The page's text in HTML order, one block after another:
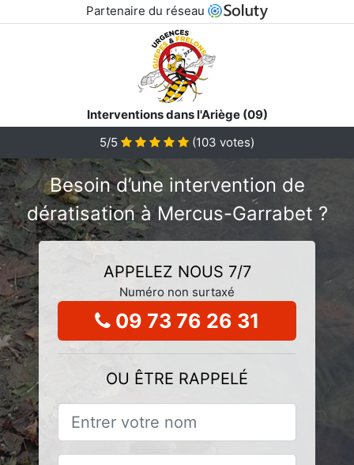
Partenaire du réseau
Interventions dans l'Ariège (09)
5/5
(103 votes)
Besoin d’une intervention de
dératisation à Mercus-Garrabet ?
APPELEZ NOUS 7/7
Numéro non surtaxé
09 73 76 26 31
OU ÊTRE RAPPELÉ